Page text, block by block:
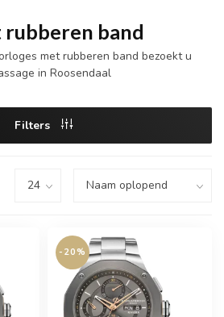
band
met rubberen band bezoekt u
in Roosendaal
Filters
-20%